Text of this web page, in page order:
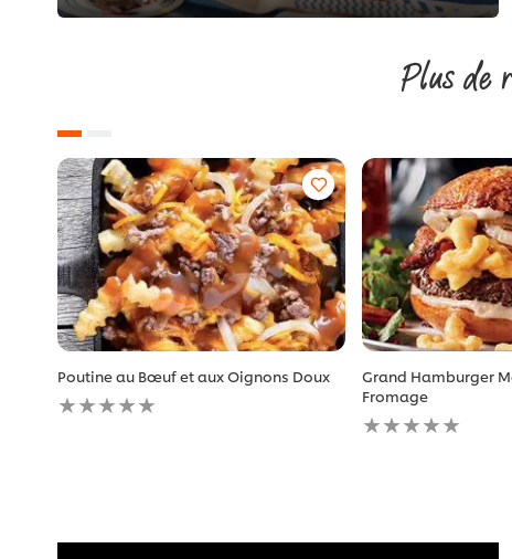
Plus de
Poutine au Bœuf et aux Oignons Doux
Aucune
évaluation
Grand Hamburger
Fromage
Aucune
évaluation